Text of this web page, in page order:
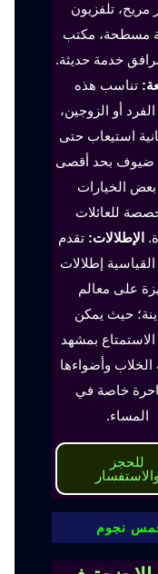
مريح، تلفزيون
مسطحة، مكتب
خدمة حديثة.
تناسب هذه
أو الزوجين،
استيعاب حتى
2 إلى 3 ضيوف بحد أقصى
الخيارات
للعائلات
الإطلالات: تقدم
إطلالات
على معالم
حيث يمكن
الاستمتاع بمشهد
الخلاب وأضواءها
خاصة في
المساء.
للحجز
والاستفسار
خمس نجوم